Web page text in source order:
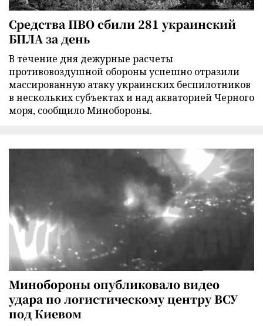
Средства ПВО сбили 281 украинский
БПЛА за день
В течение дня дежурные расчеты
противовоздушной обороны успешно отразили
массированную атаку украинских беспилотников
в нескольких субъектах и над акваторией Черного
моря, сообщило Минобороны.
Минобороны опубликовало видео
удара по логистическому центру ВСУ
под Киевом